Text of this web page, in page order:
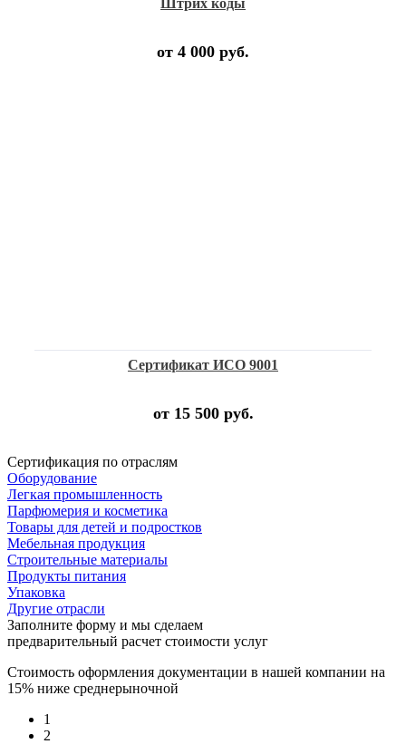
от 4 000 руб.
Сертификат ИСО 9001
от 15 500 руб.
Сертификация по отраслям
Оборудование
Легкая промышленность
Парфюмерия и косметика
Товары для детей и подростков
Мебельная продукция
Строительные материалы
Продукты питания
Упаковка
Другие отрасли
Заполните форму и мы сделаем
предварительный расчет стоимости услуг
Стоимость оформления документации в нашей компании на
15% ниже среднерыночной
1
2